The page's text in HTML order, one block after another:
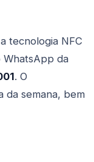
tecnologia NFC
WhatsApp da
. O
da semana, bem